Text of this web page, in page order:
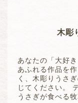
木彫
あなたの「大好
あふれる作品を
く、木彫りうさ
じてください。
うさぎが食べる